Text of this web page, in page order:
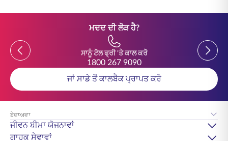
ਮਦਦ ਦੀ ਲੋੜ ਹੈ?
Previous
ਸਾਨੂੰ ਟੋਲ ਫ੍ਰੀ 'ਤੇ ਕਾਲ ਕਰੋ
1800 267 9090
Previous
ਜਾਂ ਸਾਡੇ ਤੋਂ ਕਾਲਬੈਕ ਪ੍ਰਾਪਤ ਕਰੋ
ਬੇਦਾਅਵਾ
ਜੀਵਨ ਬੀਮਾ ਯੋਜਨਾਵਾਂ
ਗਾਹਕ ਸੇਵਾਵਾਂ